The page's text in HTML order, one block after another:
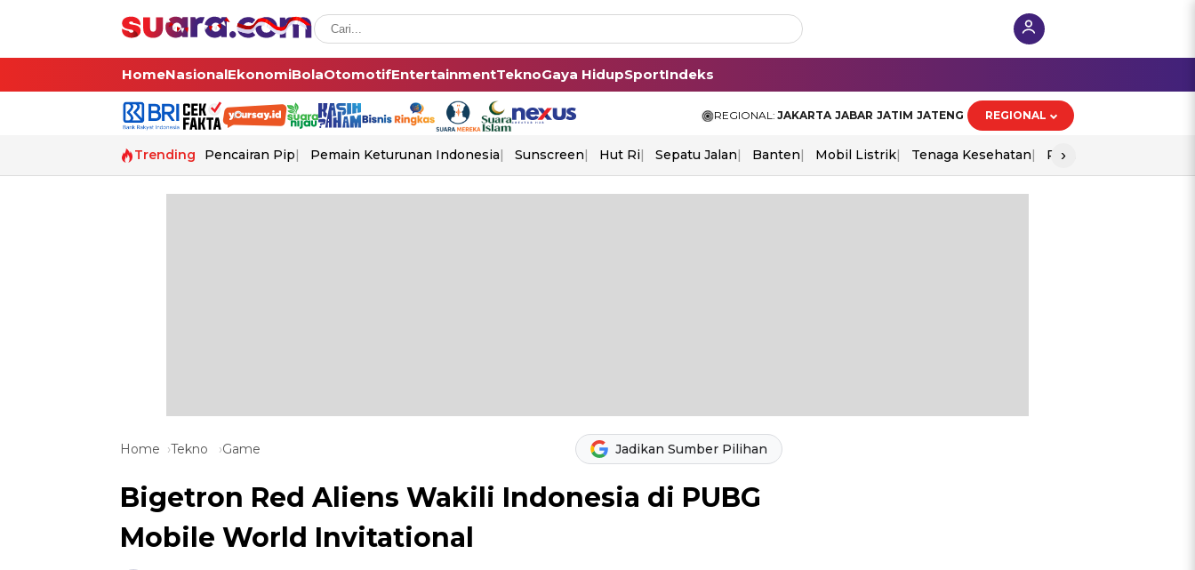
HomeNasionalEkonomiBolaOtomotifEntertainmentTeknoGaya HidupSportIndeks
REGIONAL: JAKARTA JABAR JATIM JATENG REGIONAL
Trending Pencairan Pip Pemain Keturunan Indonesia Sunscreen Hut Ri Sepatu Jalan Banten Mobil Listrik Tenaga Kesehatan Perang As-Iran
›
Home Tekno Game Jadikan Sumber Pilihan
Bigetron Red Aliens Wakili Indonesia di PUBG
Mobile World Invitational